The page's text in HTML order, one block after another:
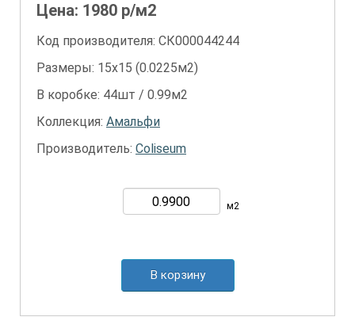
Цена: 1980 р/м2
Код производителя: СК000044244
Размеры: 15х15 (0.0225м2)
В коробке: 44шт / 0.99м2
Коллекция: Амальфи
Производитель: Coliseum
м2
В корзину